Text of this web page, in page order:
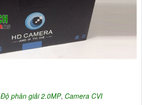
Độ phân giải 2.0MP, Camera CVI